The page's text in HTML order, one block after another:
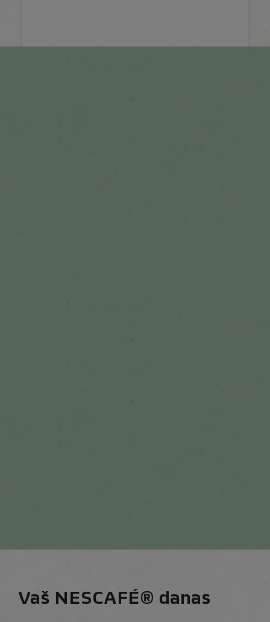
Vaš NESCAFÉ® danas